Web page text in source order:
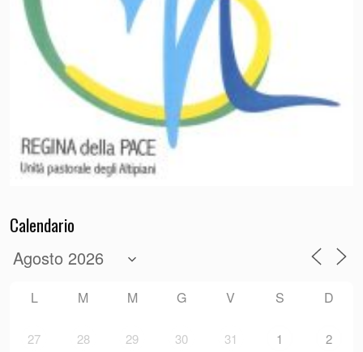
Calendario
L M M G V S D
27 28 29 30 31 1 2